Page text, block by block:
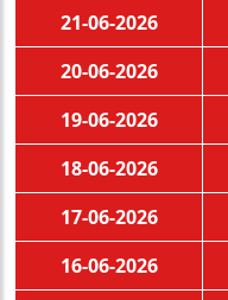
21-06-2026
20-06-2026
19-06-2026
18-06-2026
17-06-2026
16-06-2026